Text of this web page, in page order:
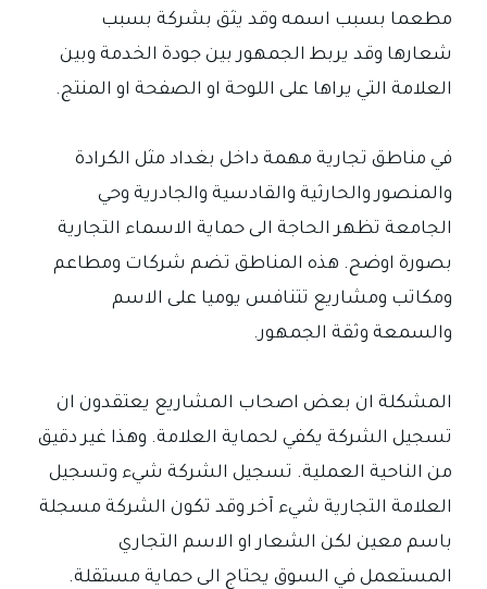
مطعما بسبب اسمه وقد يثق بشركة بسبب
شعارها وقد يربط الجمهور بين جودة الخدمة وبين
العلامة التي يراها على اللوحة او الصفحة او المنتج.
في مناطق تجارية مهمة داخل بغداد مثل الكرادة
والمنصور والحارثية والقادسية والجادرية وحي
الجامعة تظهر الحاجة الى حماية الاسماء التجارية
بصورة اوضح. هذه المناطق تضم شركات ومطاعم
ومكاتب ومشاريع تتنافس يوميا على الاسم
والسمعة وثقة الجمهور.
المشكلة ان بعض اصحاب المشاريع يعتقدون ان
تسجيل الشركة يكفي لحماية العلامة. وهذا غير دقيق
من الناحية العملية. تسجيل الشركة شيء وتسجيل
العلامة التجارية شيء آخر وقد تكون الشركة مسجلة
باسم معين لكن الشعار او الاسم التجاري
المستعمل في السوق يحتاج الى حماية مستقلة.